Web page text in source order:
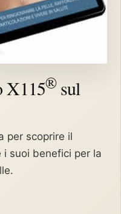
X115®sul
per scoprire il
i suoi benefici per la